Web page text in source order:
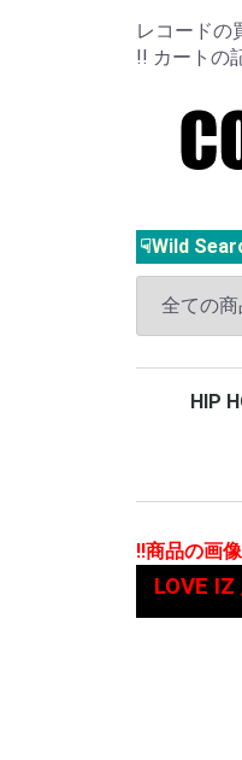
レコードの
!! カートの
☟Wild
HIP
!!商品の画
LOVE